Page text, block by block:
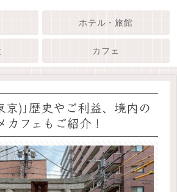
ホテル・旅館
カフェ
京)｣歴史やご利益、境内の
フェもご紹介！